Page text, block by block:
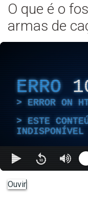
O que é o
armas de
ERRO
ERROR ON
ESTE
INDISPONÍVEL
Ouvir